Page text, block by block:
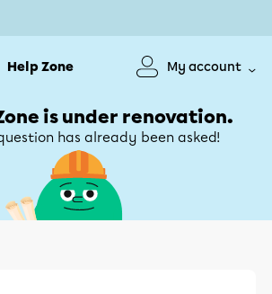
Help Zone My account
is under renovation.
has already been asked!